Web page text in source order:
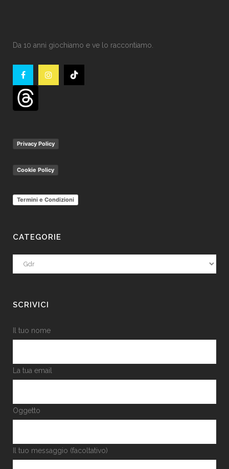
Da 10 anni giochiamo e ve lo raccontiamo.
Privacy Policy
Cookie Policy
Termini e Condizioni
CATEGORIE
Categorie
SCRIVICI
Il tuo nome
La tua email
Oggetto
Il tuo messaggio (facoltativo)